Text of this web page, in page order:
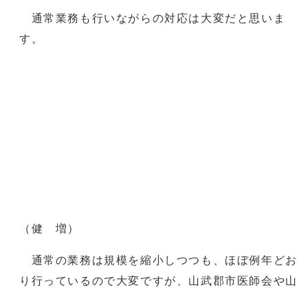
通常業務も行いながらの対応は大変だと思いま
す。
（健 増）
通常の業務は規模を縮小しつつも、ほぼ例年どお
り行っているので大変ですが、山武郡市医師会や山